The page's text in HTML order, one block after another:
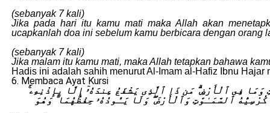
(sebanyak 7 kali)
Jika pada hari itu kamu mati maka Allah akan
ucapkanlah doa ini sebelum kamu berbicara dengan orang
(sebanyak 7 kali)
Jika malam itu kamu mati, maka Allah tetapkan bahawa
Hadis ini adalah sahih menurut Al-Imam al-Hafiz Ibnu
6. Membaca Ayat Kursi
فِى ٱلْأَرْضِ ۗ مَن ذَا ٱلَّذِى يَشْفَعُ عِندَهُۥٓ إِلَّا بِإِذْنِهِۦ
ٱلسَّمَـٰوَٰتِ وَٱلْأَرْضَ ۖ وَلَا يَـُٔودُهُۥ حِفْظُهُمَا ۚ وَهُوَ